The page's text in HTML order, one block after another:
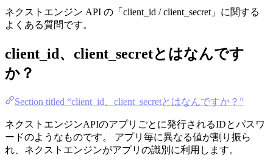
ネクストエンジン API の「client_id / client_secret」に関する
よくある質問です。
client_id、client_secretとはなんです
か？
Section titled “client_id、client_secretとはなんですか？”
ネクストエンジンAPIのアプリごとに発行されるIDとパスワ
ードのようなものです。 アプリ毎に異なる値が割り振ら
れ、ネクストエンジンがアプリの識別に利用します。